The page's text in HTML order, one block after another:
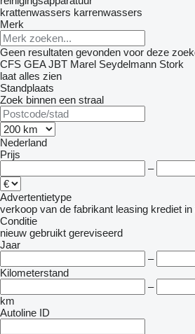
krattenwassers karrenwassers
Merk
Geen resultaten gevonden voor deze
CFS GEA JBT Marel Seydelmann Stork
laat alles zien
Standplaats
Zoek binnen een straal
Nederland
Prijs
–
Advertentietype
verkoop van de fabrikant leasing krediet in
Conditie
nieuw gebruikt gereviseerd
Jaar
–
Kilometerstand
–
km
Autoline ID